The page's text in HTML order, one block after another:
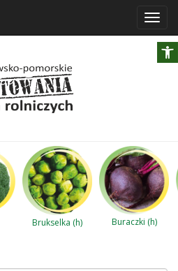
Brukselka (h) Buraczki (h)